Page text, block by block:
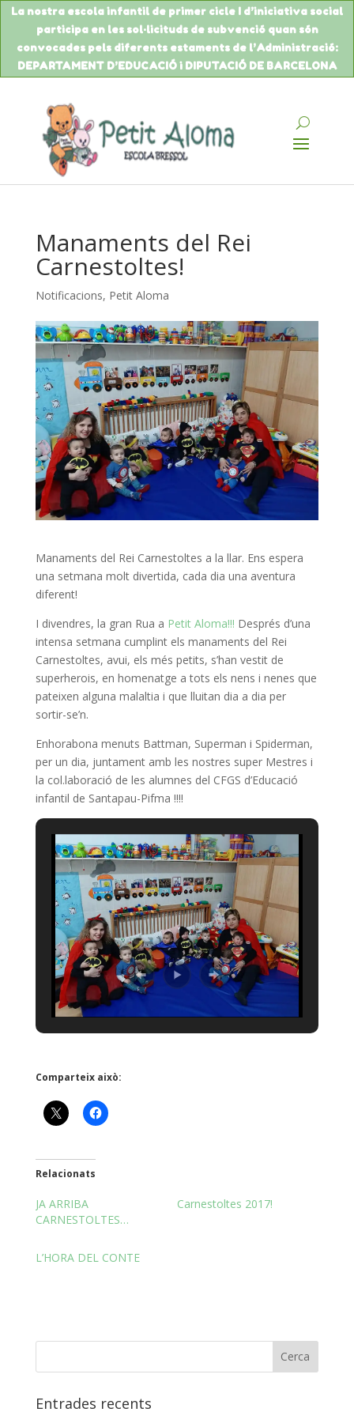
La nostra escola infantil de primer cicle I d’iniciativa social
participa en les sol·licituds de subvencióquan són
convocades pels diferents estaments de l’Administració:
DEPARTAMENT D’EDUCACIÓi DIPUTACIÓ DE BARCELONA
Manaments del Rei
Carnestoltes!
Notificacions, Petit Aloma
Manaments del Rei Carnestoltes a la llar. Ens espera
una setmana molt divertida, cada dia una aventura
diferent!
I divendres, la gran Rua a Petit Aloma!!! Després d’una
intensa setmana cumplint els manaments del Rei
Carnestoltes, avui, els més petits, s’han vestit de
superherois, en homenatge a tots els nens i nenes que
pateixen alguna malaltia i que lluitan dia a dia per
sortir-se’n.
Enhorabona menuts Battman, Superman i Spiderman,
per un dia, juntament amb les nostres super Mestres i
la col.laboració de les alumnes del CFGS d’Educació
infantil de Santapau-Pifma !!!!
Comparteix això:
Relacionats
JA ARRIBA
CARNESTOLTES…
Carnestoltes 2017!
L’HORA DEL CONTE
Entrades recents